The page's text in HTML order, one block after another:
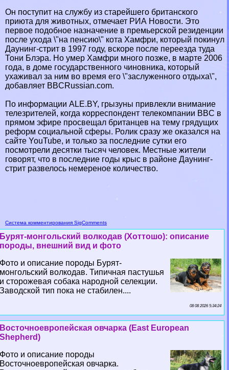
Он поступит на службу из старейшего британского
приюта для животных, отмечает РИА Новости. Это
первое подобное назначение в премьерской резиденции
после ухода \"на пенсию\" кота Хамфри, который покинул
Дayнинг-стрит в 1997 году, вскоре после переезда туда
Тони Блэра. Но умер Хамфри много позже, в марте 2006
года, в доме государственного чиновника, который
ухаживал за ним во время его \"заслуженного отдыха\",
добавляет BBCRussian.com.
По информации ALE.BY, грызуны привлекли внимание
телезрителей, когда корреспондент телекомпании BBC в
прямом эфире просвещал британцев на тему грядущих
реформ социальной сферы. Ролик сразу же оказался на
сайте YouTube, и только за последние сутки его
посмотрели десятки тысяч человек. Местные жители
говорят, что в последние годы крыс в районе Дayнинг-
стрит развелось немереное количество.
Система комментирования SigComments
Бурят-монгольский волкодав (Хоттошо): описание
породы, внешний вид и фото
Фото и описание породы Бурят-
монгольский волкодав. Типичная пастушья
и сторожевая собака народной селекции.
Заводской тип пока не стабилен....
08 08 2026 5:34:24
Восточноевропейская овчарка (East European
Shepherd)
Фото и описание породы
Восточноевропейская овчарка.